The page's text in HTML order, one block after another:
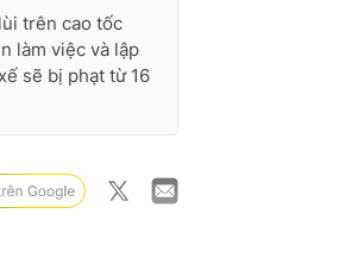
trên cao tốc
làm việc và lập
sẽ bị phạt từ 16